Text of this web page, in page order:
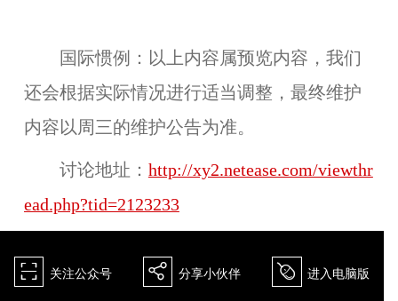
国际惯例：以上内容属预览内容，我们
还会根据实际情况进行适当调整，最终维护
内容以周三的维护公告为准。
讨论地址： http://xy2.netease.com/viewthr
ead.php?tid=2123233
򰀁 关注公众号 򰀂 分享小伙伴 򰀄 进入电脑版